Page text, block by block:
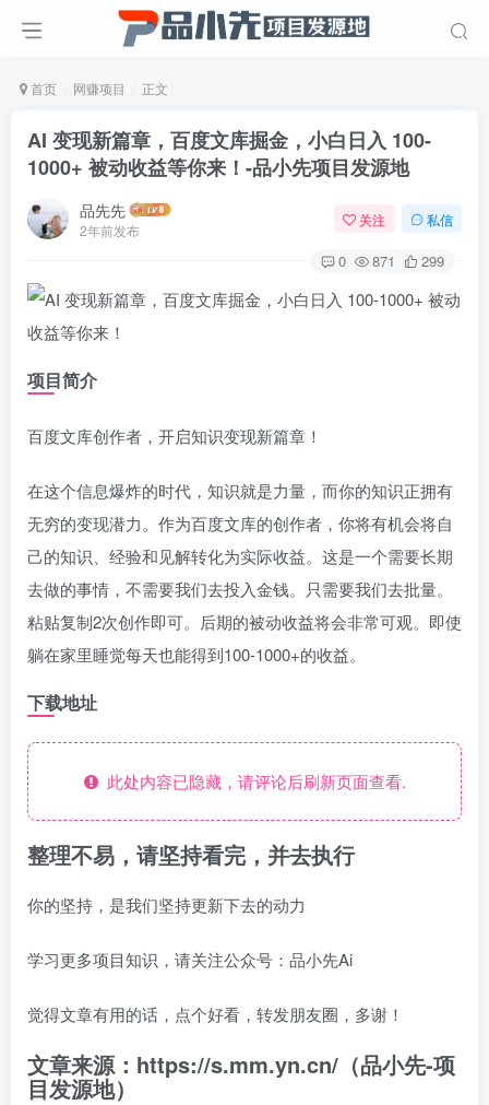
首页 网赚项目 正文
AI 变现新篇章，百度文库掘金，小白日入 100-
1000+ 被动收益等你来！ -品小先项目发源地
品先先
2年前发布
关注 私信
0 871 299
项目简介
百度文库创作者，开启知识变现新篇章！
在这个信息爆炸的时代，知识就是力量，而你的知识正拥有
无穷的变现潜力。作为百度文库的创作者，你将有机会将自
己的知识、经验和见解转化为实际收益。这是一个需要长期
去做的事情，不需要我们去投入金钱。只需要我们去批量。
粘贴复制2次创作即可。后期的被动收益将会非常可观。即使
躺在家里睡觉每天也能得到100-1000+的收益。
下载地址
此处内容已隐藏，请评论后刷新页面查看.
整理不易，请坚持看完，并去执行
你的坚持，是我们坚持更新下去的动力
学习更多项目知识，请关注公众号：品小先Ai
觉得文章有用的话，点个好看，转发朋友圈，多谢！
文章来源：https://s.mm.yn.cn/（品小先-项
目发源地）